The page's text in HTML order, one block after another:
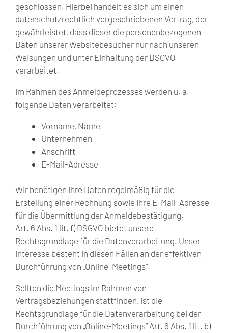
geschlossen. Hierbei handelt es sich um einen
datenschutzrechtlich vorgeschriebenen Vertrag, der
gewährleistet, dass dieser die personenbezogenen
Daten unserer Websitebesucher nur nach unseren
Weisungen und unter Einhaltung der DSGVO
verarbeitet.
Im Rahmen des Anmeldeprozesses werden u. a.
folgende Daten verarbeitet:
Vorname, Name
Unternehmen
Anschrift
E-Mail-Adresse
Wir benötigen Ihre Daten regelmäßig für die
Erstellung einer Rechnung sowie Ihre E-Mail-Adresse
für die Übermittlung der Anmeldebestätigung.
Art. 6 Abs. 1 lit. f) DSGVO bietet unsere
Rechtsgrundlage für die Datenverarbeitung. Unser
Interesse besteht in diesen Fällen an der effektiven
Durchführung von „Online-Meetings“.
Sollten die Meetings im Rahmen von
Vertragsbeziehungen stattfinden, ist die
Rechtsgrundlage für die Datenverarbeitung bei der
Durchführung von „Online-Meetings“ Art. 6 Abs. 1 lit. b)